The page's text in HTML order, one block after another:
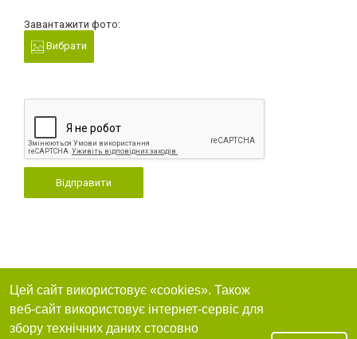
Завантажити фото:
Вибрати
Відправити
Цей сайт використовує «cookies». Також
веб-сайт використовує інтернет-сервіс для
збору технічних даних стосовно